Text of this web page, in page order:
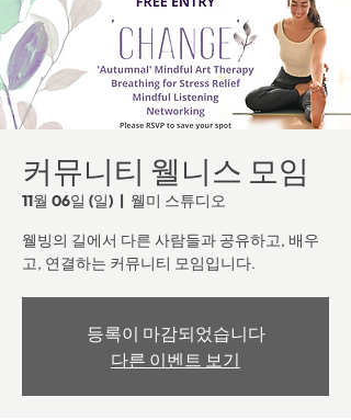
커뮤니티 웰니스 모임
11월 06일 (일)
  |
웰미 스튜디오
웰빙의 길에서 다른 사람들과 공유하고, 배우
고, 연결하는 커뮤니티 모임입니다.
등록이 마감되었습니다
다른 이벤트 보기